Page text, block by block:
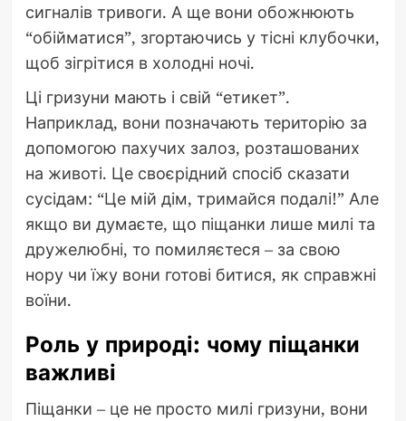
сигналів тривоги. А ще вони обожнюють
“обійматися”, згортаючись у тісні клубочки,
щоб зігрітися в холодні ночі.
Ці гризуни мають і свій “етикет”.
Наприклад, вони позначають територію за
допомогою пахучих залоз, розташованих
на животі. Це своєрідний спосіб сказати
сусідам: “Це мій дім, тримайся подалі!” Але
якщо ви думаєте, що піщанки лише милі та
дружелюбні, то помиляєтеся – за свою
нору чи їжу вони готові битися, як справжні
воїни.
Роль у природі: чому піщанки
важливі
Піщанки – це не просто милі гризуни, вони